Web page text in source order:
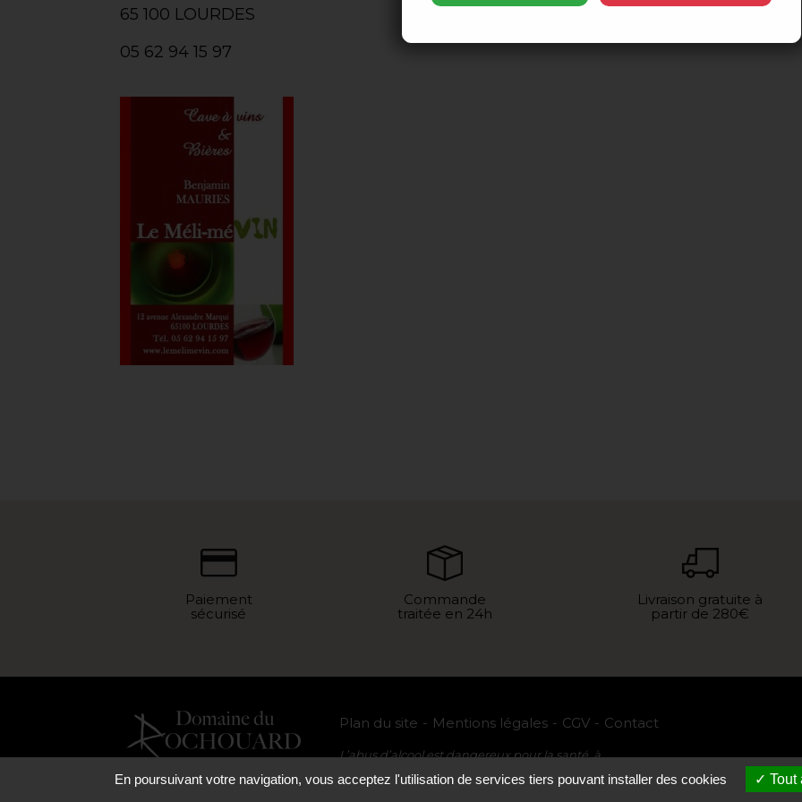
65 100 LOURDES
05 62 94 15 97
Paiement
sécurisé
Commande
traitée en 24h
Livraison gratuite à
partir de 280€
Plan du site Mentions légales CGV Contact
L’abus d’alcool est dangereux pour la santé, à
En poursuivant votre navigation, vous acceptez l'utilisation de services tiers pouvant installer des cookies Tout